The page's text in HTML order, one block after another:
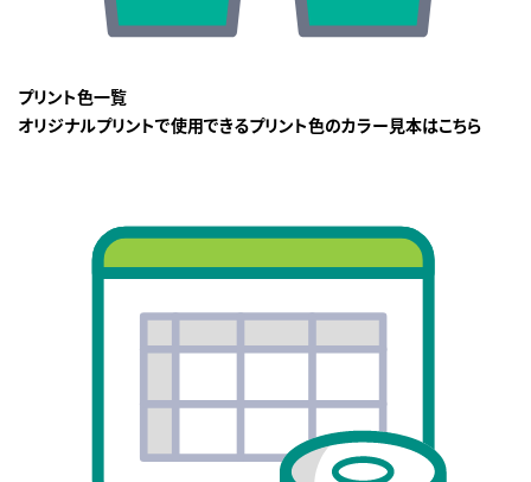
プリント色一覧
オリジナルプリントで使用できるプリント色のカラー見本はこちら